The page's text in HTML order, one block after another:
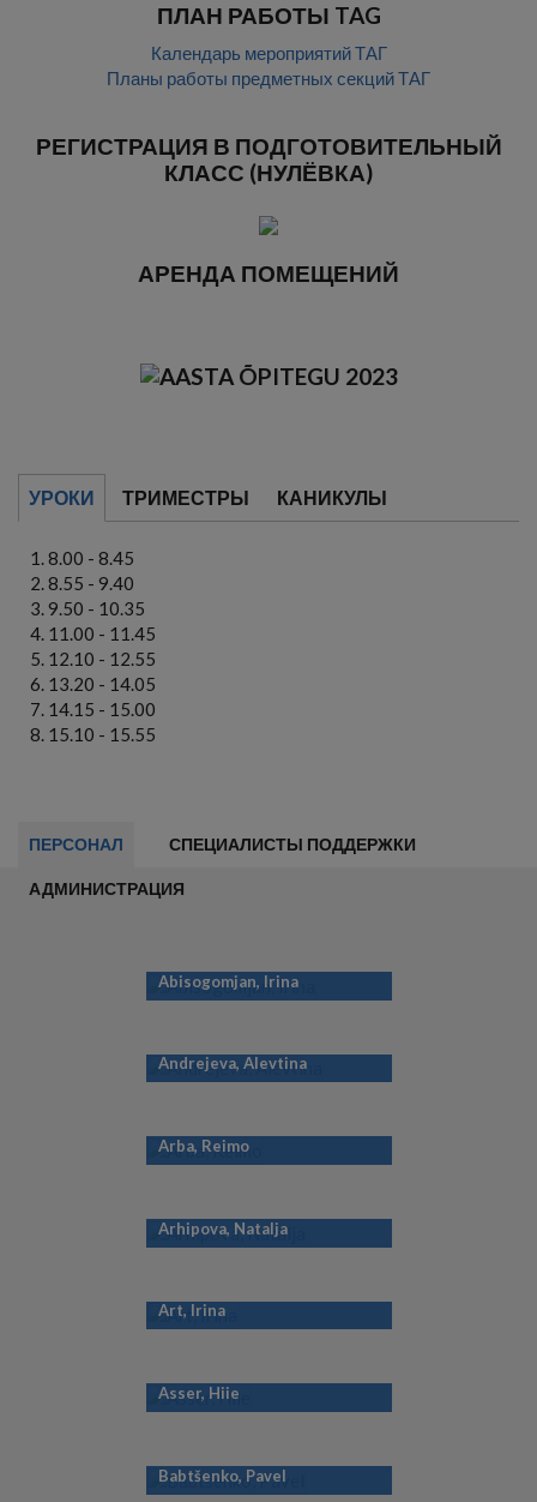
ПЛАН РАБОТЫ TAG
Календарь мероприятий ТАГ
Планы работы предметных секций ТАГ
РЕГИСТРАЦИЯ В ПОДГОТОВИТЕЛЬНЫЙ
КЛАСС (НУЛЁВКА)
АРЕНДА ПОМЕЩЕНИЙ
УРОКИ ТРИМЕСТРЫ КАНИКУЛЫ
8.00 - 8.45
8.55 - 9.40
9.50 - 10.35
11.00 - 11.45
12.10 - 12.55
13.20 - 14.05
14.15 - 15.00
15.10 - 15.55
ПЕРСОНАЛ СПЕЦИАЛИСТЫ ПОДДЕРЖКИ
АДМИНИСТРАЦИЯ
Abisogomjan, Irina
Andrejeva, Alevtina
Arba, Reimo
Arhipova, Natalja
Art, Irina
Asser, Hiie
Babtšenko, Pavel